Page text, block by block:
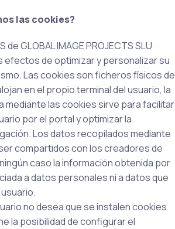
las cookies?
de GLOBAL IMAGE PROJECTS SLU
efectos de optimizar y personalizar su
Las cookies son ficheros físicos de
en el propio terminal del usuario, la
mediante las cookies sirve para facilitar
por el portal y optimizar la
Los datos recopilados mediante
compartidos con los creadores de
caso la información obtenida por
a datos personales ni a datos que
no desea que se instalen cookies
la posibilidad de configurar el